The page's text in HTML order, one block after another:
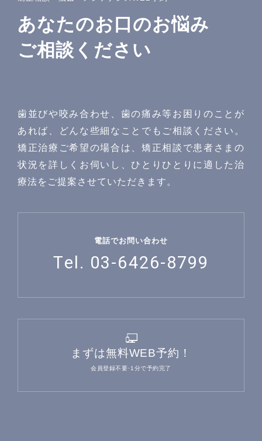
あなたのお口のお悩み
ご相談ください
歯並びや咬み合わせ、歯の痛み等お困りのことが
あれば、どんな些細なことでもご相談ください。
矯正治療ご希望の場合は、矯正相談で患者さまの
状況を詳しくお伺いし、ひとりひとりに適した治
療法をご提案させていただきます。
電話でお問い合わせ
Tel. 03-6426-8799
まずは無料WEB予約！
会員登録不要･1分で予約完了